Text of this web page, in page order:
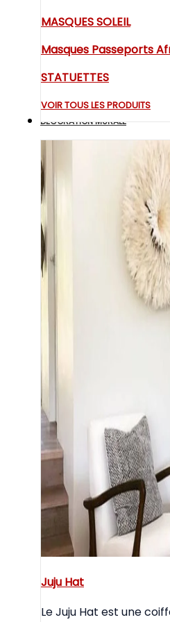
MASQUES SOLEIL
Masques Passeports
STATUETTES
VOIR TOUS LES PRODUITS
DECORATION MURALE
Juju Hat
Le Juju Hat est une